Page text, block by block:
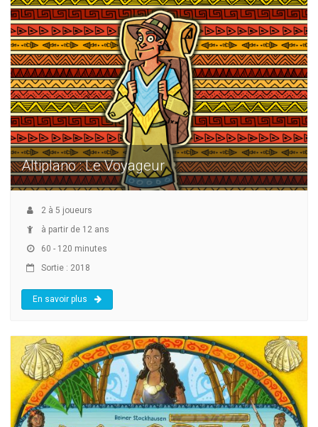
Altiplano : Le Voyageur
2 à 5 joueurs
à partir de 12 ans
60 - 120 minutes
Sortie : 2018
En savoir plus